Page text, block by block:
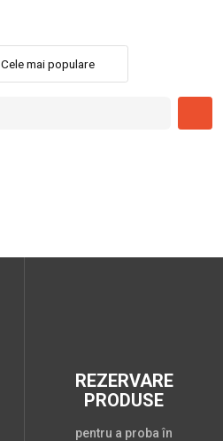
Cele mai populare
REZERVARE
PRODUSE
pentru a proba în